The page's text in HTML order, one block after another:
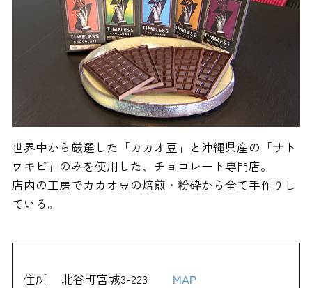
世界中から厳選した「カカオ豆」と沖縄県産の「サト
ウキビ」のみを使用した、チョコレート専門店。
店内の工房でカカオ豆の焙煎・粉砕から全て手作りし
ている。
住所 北谷町宮城3-223
MAP